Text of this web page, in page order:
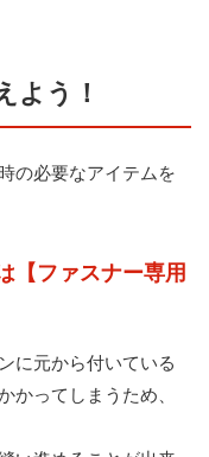
よう！
の必要なアイテムを
【ファスナー専用
に元から付いている
かってしまうため、